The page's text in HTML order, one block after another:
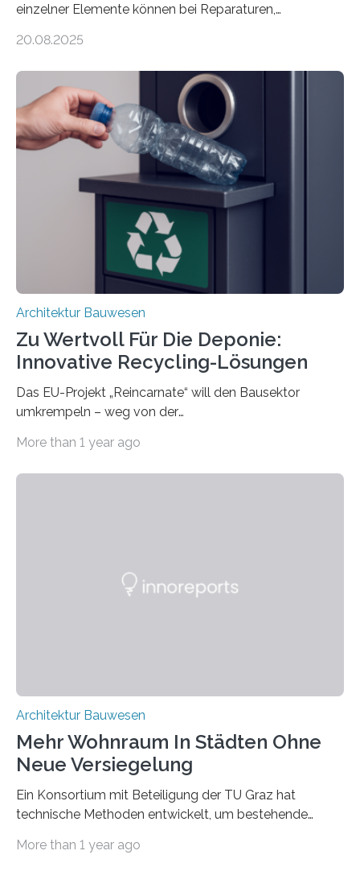
einzelner Elemente können bei Reparaturen,
Material und Bauschutt eingespart werden. Ein
Projekt ReCon gemeinsam mit Unternehmenspartnern
ein Klett-Verbindungssystem für Gebäude entwickelt:
Damit lassen sich unterschiedliche Gebäudeteile
resilient verbinden und bei Bedarf einfach voneinander
trennen. Der Fokus lag auf der Verbindung von
Bauteilen mit unterschiedlicher Lebensdauer, bei denen
irreversible Verbindungen den Austausch üblicherweise
erschweren. Hierzu untersuchten die Forschenden zwei
unterschiedliche Zugänge. Einerseits klebten sie…
20.08.2025
Architektur Bauwesen
Zu Wertvoll Für Die Deponie:
Innovative Recycling-Lösungen
Das EU-Projekt „Reincarnate“ will den Bausektor
umkrempeln – weg von der
Kreislaufwirtschaft Bei dem schwedischen
Datenbank erfasst sind, neue Baustoffe kreiert werden.
More than 1 year ago
Architektur Bauwesen
Mehr Wohnraum In Städten Ohne
Neue Versiegelung
Ein Konsortium mit Beteiligung der TU Graz hat
technische Methoden entwickelt, um bestehende
Holzkonstruktionen auf nachhaltige Weise
More than 1 year ago